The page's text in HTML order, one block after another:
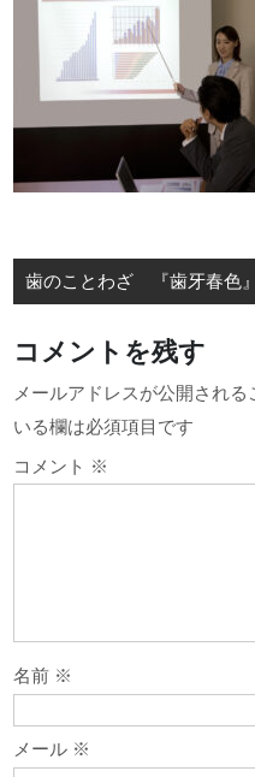
投
稿
ナ
ビ
ゲ
ー
歯のことわざ 『歯牙春色』
コメントを残す
メールアドレスが公開される
いる欄は必須項目です
コメント ※
名前 ※
メール ※